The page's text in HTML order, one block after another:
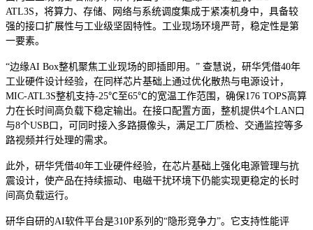
ATL3S，将算力、存储、网络与系统调度集成于紧凑机身中，具备较
强的接口扩展性与工业级坚固特性。工业现场环境严苛，稳定性是第
一要素。
“边缘AI Box整机聚焦工业现场的即插即用。” 查慧说，研华凭借40年
工业硬件设计经验，在同样芯片基础上通过优化散热与电源设计，
MIC-ATL3S整机支持-25℃至65℃的宽温工作范围，确保176 TOPS高算
力在长时间高负载下稳定输出。在接口配置方面，整机提供4个LAN口
与8个USB口，可同时接入多路摄像头，满足工厂质检、交通监控等多
路视频并行处理的需求。
此外，研华凭借40年工业硬件经验，在芯片基础上强化电源管理与抗
震设计，使产品在持续振动、电磁干扰环境下仍能实现更稳定的长时
间高负载运行。
研华自研的AI软件平台是310P系列的“隐形竞争力”。它支持性能评